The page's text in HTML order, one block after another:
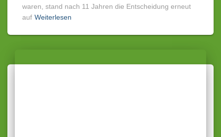
waren, stand nach 11 Jahren die Entscheidung erneut
auf Weiterlesen